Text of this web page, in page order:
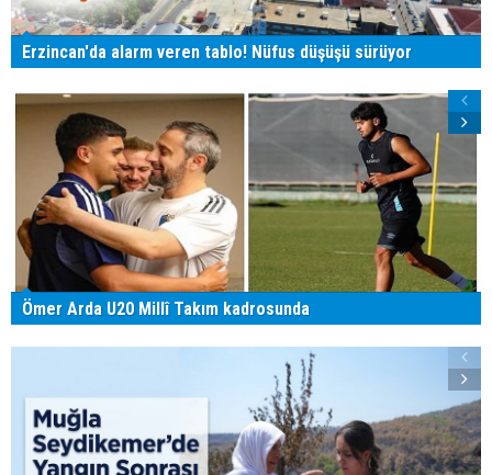
Erzincan'da alarm veren tablo! Nüfus düşüşü sürüyor
Ömer Arda U20 Millî Takım kadrosunda